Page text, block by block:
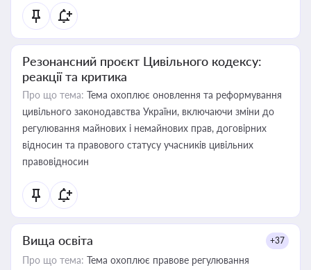
Резонансний проєкт Цивільного кодексу:
реакції та критика
Про що тема: Тема охоплює оновлення та реформування
цивільного законодавства України, включаючи зміни до
регулювання майнових і немайнових прав, договірних
відносин та правового статусу учасників цивільних
правовідносин
Вища освіта +37
Про що тема: Тема охоплює правове регулювання